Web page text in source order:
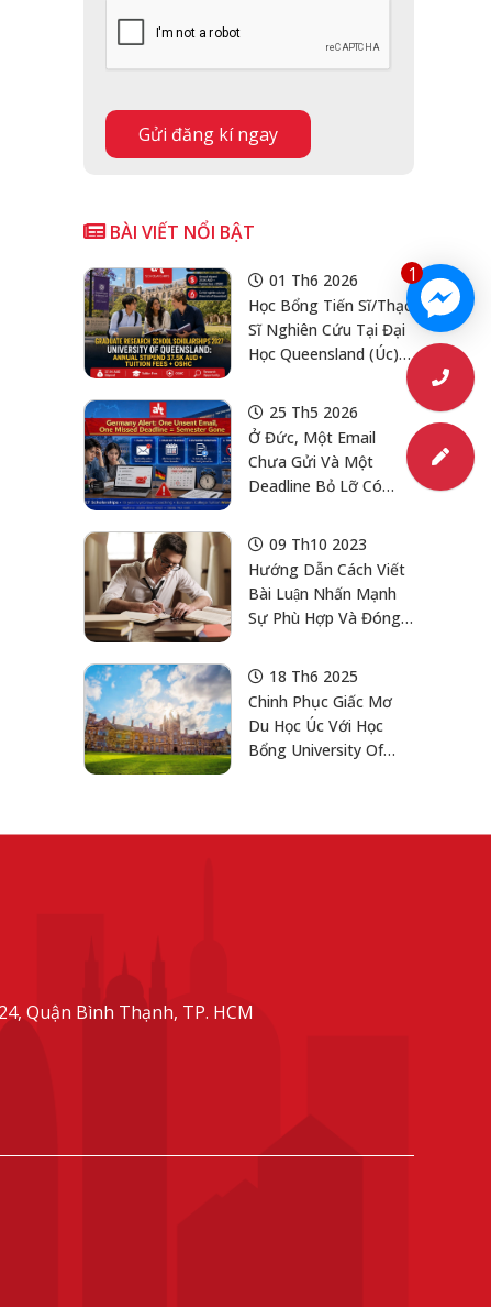
1
BÀI VIẾT NỔI BẬT
01 Th6 2026
Học Bổng Tiến Sĩ/Thạc
Sĩ Nghiên Cứu Tại Đại
Học Queensland (Úc)
AUD/Năm + Tuition
Fees + OSHC
25 Th5 2026
Ở Đức, Một Email
Chưa Gửi Và Một
Deadline Bỏ Lỡ Có
Học Kỳ
09 Th10 2023
Hướng Dẫn Cách Viết
Bài Luận Nhấn Mạnh
Sự Phù Hợp Và Đóng
Đại Học
18 Th6 2025
Chinh Phục Giấc Mơ
Du Học Úc Với Học
Bổng University Of
Quận Bình Thạnh, TP. HCM